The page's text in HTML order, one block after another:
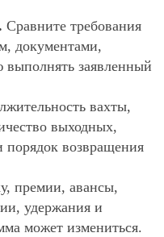
Сравните требования
документами,
выполнять заявленный
вахты,
выходных,
порядок возвращения
премии, авансы,
удержания и
может измениться.